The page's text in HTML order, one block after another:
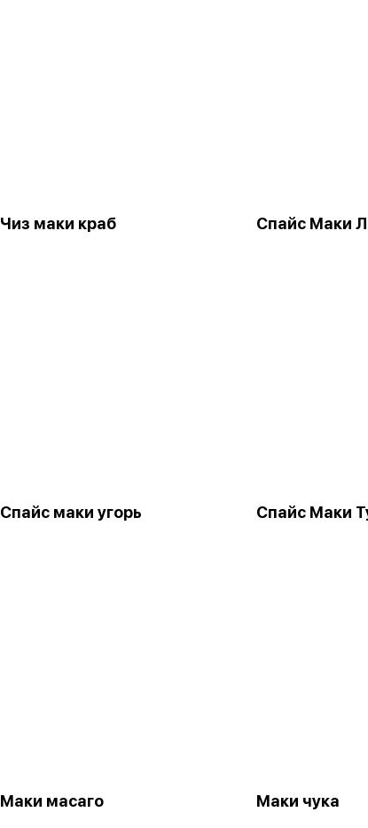
Чиз маки краб Спайс Маки
Спайс маки угорь Спайс Маки
Маки масаго Маки чука